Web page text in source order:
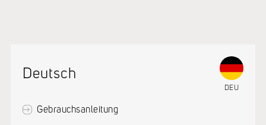
Deutsch
DEU
Gebrauchsanleitung